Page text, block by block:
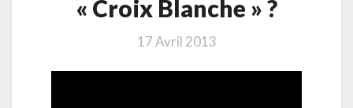
« Croix
?
« Croix Blanche » ?
17 Avril 2013